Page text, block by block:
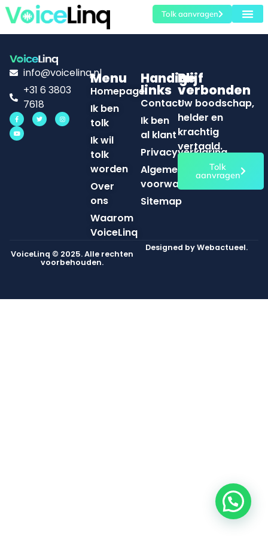
Tolk aanvragen
info@voicelinq.nl
+31 6 3803
7618
Menu
Homepage
Ik ben
tolk
Ik wil
tolk
worden
Over
ons
Waarom
VoiceLinq
Handige
links
Contact
Ik ben
al klant
Privacyverklaring
Algemene
voorwaarden
Sitemap
Blijf
verbonden
Uw boodschap,
helder en
krachtig
vertaald.
Tolk
aanvragen
VoiceLinq © 2025. Alle rechten
voorbehouden.
Designed byWebactueel.